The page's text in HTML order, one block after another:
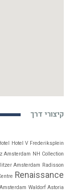
קיצורי דרך
Hotel V Frederiksplein
Amsterdam NH Collection
Amsterdam Radisson
Renaissance
Waldorf Astoria